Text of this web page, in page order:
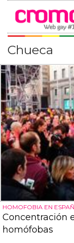
Chueca
HOMOFOBIA EN
Concentración
homófobas